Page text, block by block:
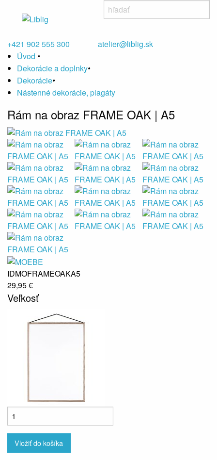
+421 902 555 300
atelier@liblig.sk
Úvod •
Dekorácie a doplnky•
Dekorácie•
Nástenné dekorácie, plagáty
Rám na obraz FRAME OAK | A5
IDMOFRAMEOAKA5
29,95 €
Veľkosť
Vložiť do košíka